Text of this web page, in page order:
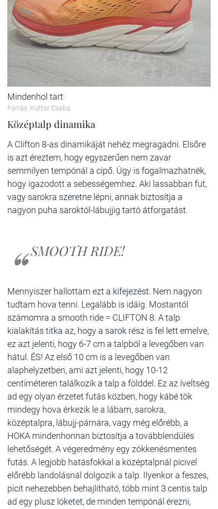
Mindenhol tart
Forrás: Kuttor Csaba
Középtalp dinamika
A Clifton 8-as dinamikáját nehéz megragadni. Elsőre
is azt éreztem, hogy egyszerűen nem zavar
semmilyen tempónál a cipő. Úgy is fogalmazhatnék,
hogy igazodott a sebességemhez. Aki lassabban fut,
vagy sarokra szeretne lépni, annak biztosítja a
nagyon puha saroktól-lábujjig tartó átforgatást.
SMOOTH RIDE!
Mennyiszer hallottam ezt a kifejezést. Nem nagyon
tudtam hova tenni. Legalább is idáig. Mostantól
számomra a smooth ride = CLIFTON 8. A talp
kialakítás titka az, hogy a sarok rész is fel lett emelve,
ez azt jelenti, hogy 6-7 cm a talpból a levegőben van
hátul. ÉS! Az első 10 cm is a levegőben van
alaphelyzetben, ami azt jelenti, hogy 10-12
centiméteren találkozik a talp a földdel. Ez az íveltség
ad egy olyan érzetet futás közben, hogy kábé tök
mindegy hova érkezik le a lábam, sarokra,
középtalpra, lábujj-párnára, vagy még előrébb, a
HOKA mindenhonnan biztosítja a továbblendülés
lehetőségét. A végeredmény egy zökkenésmentes
futás. A legjobb hatásfokkal a középtalpnál picivel
előrébb landolásnál dolgozik a talp. Ilyenkor a feszes,
picit nehezebben behajlítható, több mint 3 centis talp
ad egy plusz löketet, de minden tempónál érezni,